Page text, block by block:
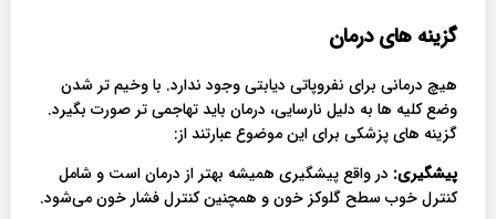
گزینه های درمان
هیچ درمانی برای نفروپاتی دیابتی وجود ندارد. با وخیم تر شدن
وضع کلیه ها به دلیل نارسایی، درمان باید تهاجمی تر صورت بگیرد.
گزینه های پزشکی برای این موضوع عبارتند از:
پیشگیری: در واقع پیشگیری همیشه بهتر از درمان است و شامل
کنترل خوب سطح گلوکز خون و همچنین کنترل فشار خون می‌شود.